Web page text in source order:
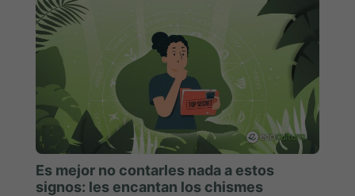
Es mejor no contarles nada a estos
signos: les encantan los chismes